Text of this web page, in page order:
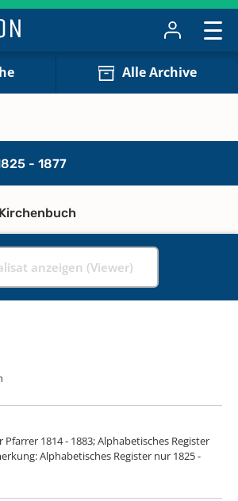
Alle Archive
- 1877
anzeigen (Viewer)
1814 - 1883; Alphabetisches Register
Alphabetisches Register nur 1825 -